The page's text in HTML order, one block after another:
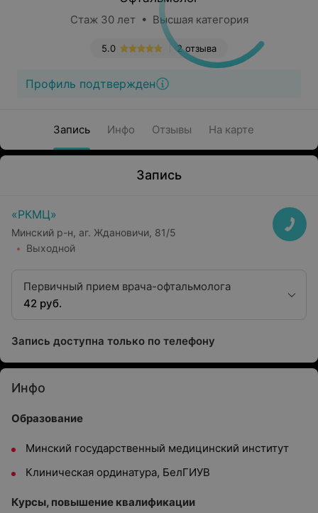
Стаж 30 лет • Высшая категория
2 отзыва
5.0
Профиль подтвержден
Запись Инфо Отзывы На карте
Запись
«РКМЦ»
Минский р-н, аг. Ждановичи, 81/5
Выходной
Первичный прием врача-офтальмолога
42 руб.
Запись доступна только по телефону
Инфо
Образование
Минский государственный медицинский институт
Клиническая ординатура, БелГИУВ
Курсы, повышение квалификации